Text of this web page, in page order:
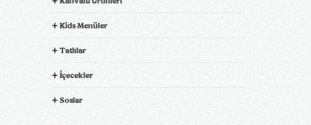
Kids Menüler
Tatlılar
İçecekler
Soslar